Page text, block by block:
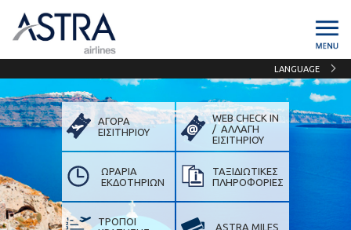
LANGUAGE
ΑΓΟΡΑ
ΕΙΣΙΤΗΡΙΟΥ
WEB CHECK IN
/ ΑΛΛΑΓΗ
ΕΙΣIΤΗΡΙΟΥ
ΩΡΑΡΙΑ
ΕΚΔΟΤΗΡΙΩΝ
ΤΑΞΙΔΙΩΤΙΚΕΣ
ΠΛΗΡΟΦΟΡΙΕΣ
ΤΡΟΠΟΙ
ASTRA MILES